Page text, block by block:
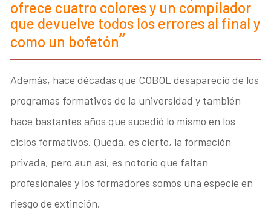
ofrece cuatro colores y un compilador
que devuelve todos los errores al final y
como un bofetón
Además, hace décadas que COBOL desapareció de los
programas formativos de la universidad y también
hace bastantes años que sucedió lo mismo en los
ciclos formativos. Queda, es cierto, la formación
privada, pero aun así, es notorio que faltan
profesionales y los formadores somos una especie en
riesgo de extinción.